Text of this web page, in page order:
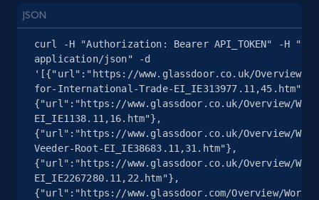
Google Maps full information - Discover
new records by Customer ID
Place id, URL, Country, Name, Category,
Address, Description, Business details, and
more.
13.3K+ 1.7K+ Gratis testen
JSON
curl -H "Authorization: Bearer API_TOKEN" -H
application/json" -d
'[{"url":"https://www.glassdoor.co.uk/Overview/
for-International-Trade-EI_IE313977.11,45.htm"},
{"url":"https://www.glassdoor.co.uk/Overview/
EI_IE1138.11,16.htm"},
{"url":"https://www.glassdoor.co.uk/Overview/
Veeder-Root-EI_IE38683.11,31.htm"},
{"url":"https://www.glassdoor.co.uk/Overview/
EI_IE2267280.11,22.htm"},
{"url":"https://www.glassdoor.com/Overview/